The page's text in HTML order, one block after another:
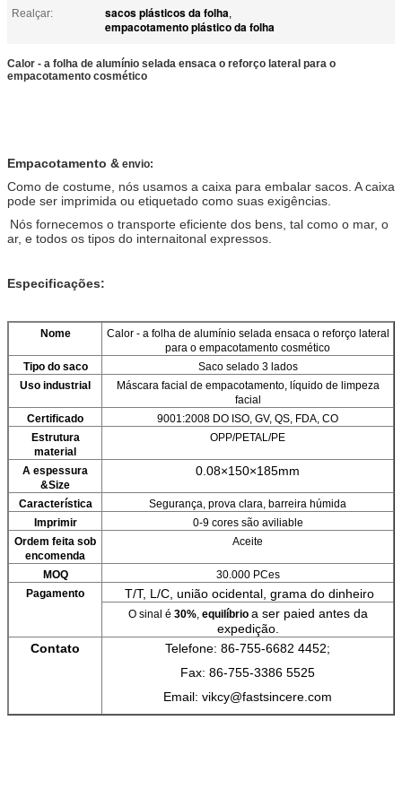
Realçar: sacos plásticos da folha,
empacotamento plástico da folha
Calor - a folha de alumínio selada ensaca o reforço lateral para o
empacotamento cosmético
Empacotamento & envio:
Como de costume, nós usamos a caixa para embalar sacos. A caixa
pode ser imprimida ou etiquetado como suas exigências.
Nós fornecemos o transporte eficiente dos bens, tal como o mar, o
ar, e todos os tipos do internaitonal expressos.
Especificações:
Nome
Calor - a folha de alumínio selada ensaca o reforço lateral
para o empacotamento cosmético
Tipo do saco
Saco selado 3 lados
Uso industrial
Máscara facial de empacotamento, líquido de limpeza
facial
Certificado
9001:2008 DO ISO, GV, QS, FDA, CO
Estrutura
material
OPP/PETAL/PE
A espessura
&Size
0.08×150×185mm
Característica
Segurança, prova clara, barreira húmida
Imprimir
0-9 cores são aviliable
Ordem feita sob
encomenda
Aceite
MOQ
30.000 PCes
Pagamento
T/T, L/C, união ocidental, grama do dinheiro
O sinal é 30%, equilíbrio a ser paied antes da
expedição.
Contato
Telefone: 86-755-6682 4452;
Fax: 86-755-3386 5525
Email: vikcy@fastsincere.com